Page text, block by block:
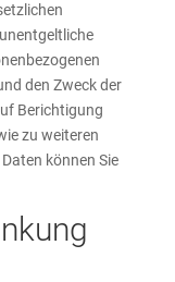
den Zweck der
Berichtigung
zu weiteren
können Sie